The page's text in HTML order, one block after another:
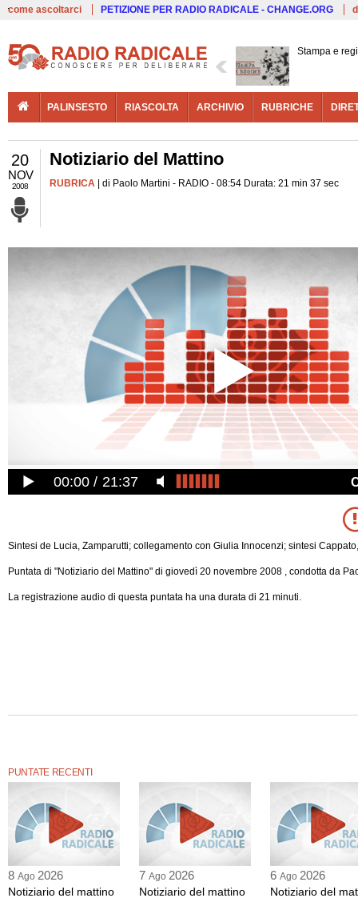
come ascoltarci PETIZIONE PER RADIO RADICALE - CHANGE.ORG
Stampa e
PALINSESTO RIASCOLTA ARCHIVIO RUBRICHE
20
NOV
2008
Notiziario del Mattino
RUBRICA | di Paolo Martini - RADIO - 08:54 Durata: 21 min 37 sec
00:00 21:37
Sintesi de Lucia, Zamparutti; collegamento con Giulia Innocenzi; sintesi
Puntata di "Notiziario del Mattino" di giovedì 20 novembre 2008 , condotta da
La registrazione audio di questa puntata ha una durata di 21 minuti.
PUNTATE RECENTI
8 Ago 2026
Notiziario del mattino
7 Ago 2026
Notiziario del mattino
6 Ago 2026
Notiziario del